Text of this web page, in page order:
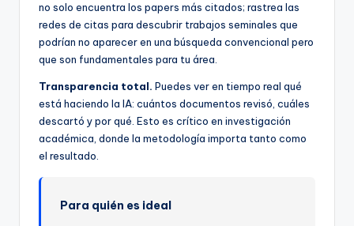
no solo encuentra los papers más citados; rastrea las
redes de citas para descubrir trabajos seminales que
podrían no aparecer en una búsqueda convencional pero
que son fundamentales para tu área.
Transparencia total. Puedes ver en tiempo real qué
está haciendo la IA: cuántos documentos revisó, cuáles
descartó y por qué. Esto es crítico en investigación
académica, donde la metodología importa tanto como
el resultado.
Para quién es ideal